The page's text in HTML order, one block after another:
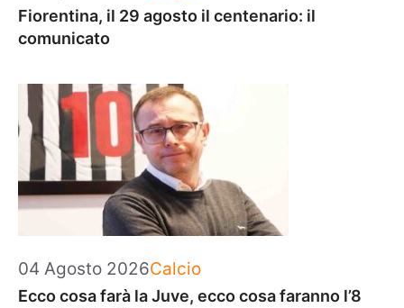
Fiorentina, il 29 agosto il centenario: il
comunicato
04 Agosto 2026Categorie
Calcio
Ecco cosa farà la Juve, ecco cosa faranno l’8